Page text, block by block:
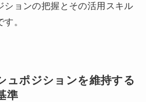
ションの把握とその活用スキル
。
ュポジションを維持する
準